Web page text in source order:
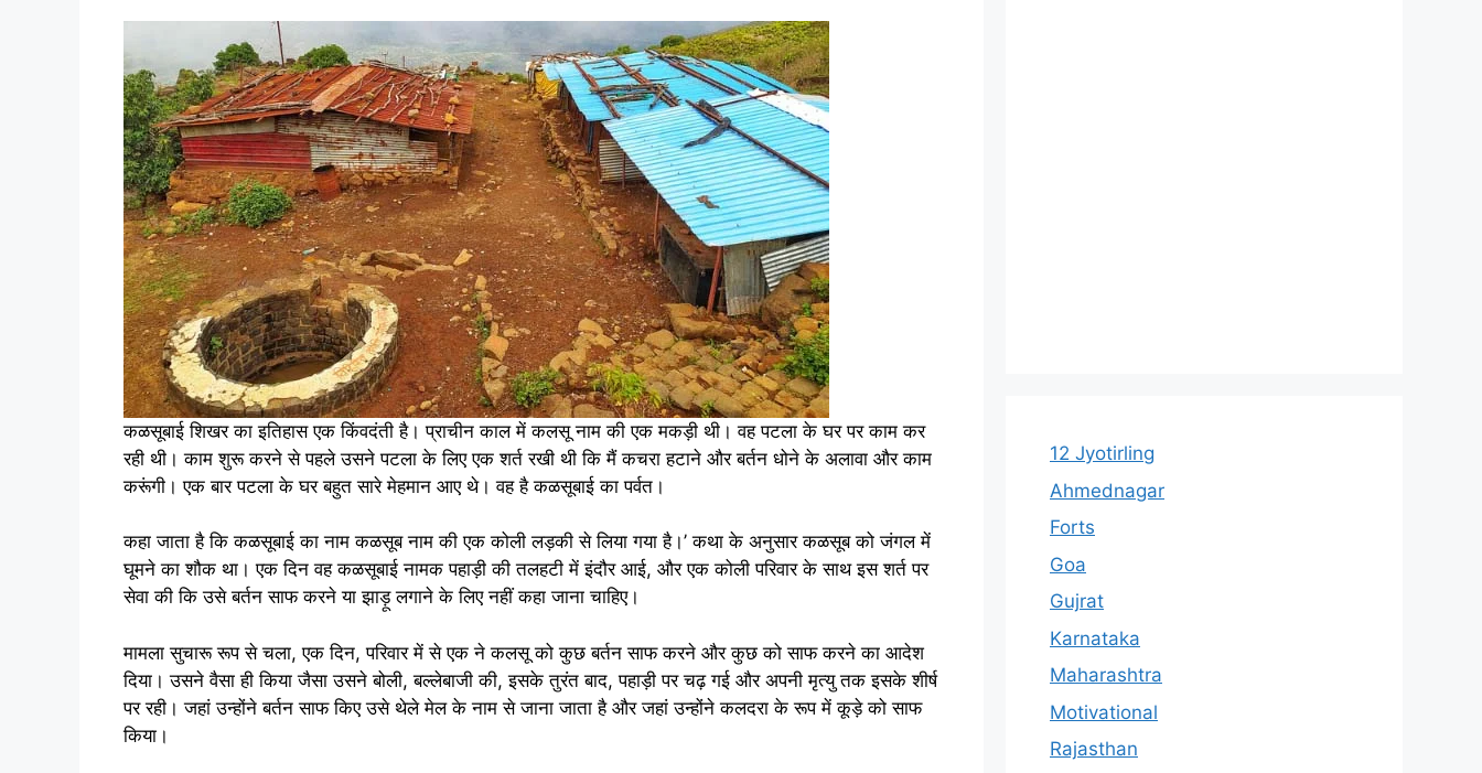
कळसूबाई शिखर का इतिहास एक किंवदंती है। प्राचीन काल में कलसू नाम की एक मकड़ी थी। वह पटला के घर पर काम कर
रही थी। काम शुरू करने से पहले उसने पटला के लिए एक शर्त रखी थी कि मैं कचरा हटाने और बर्तन धोने के अलावा और काम
करूंगी। एक बार पटला के घर बहुत सारे मेहमान आए थे। वह है कळसूबाई का पर्वत।
कहा जाता है कि कळसूबाई का नाम कळसूब नाम की एक कोली लड़की से लिया गया है।’ कथा के अनुसार कळसूब को जंगल में
घूमने का शौक था। एक दिन वह कळसूबाई नामक पहाड़ी की तलहटी में इंदौर आई, और एक कोली परिवार के साथ इस शर्त पर
सेवा की कि उसे बर्तन साफ ​​करने या झाड़ू लगाने के लिए नहीं कहा जाना चाहिए।
मामला सुचारू रूप से चला, एक दिन, परिवार में से एक ने कलसू को कुछ बर्तन साफ ​​करने और कुछ को साफ करने का आदेश
दिया। उसने वैसा ही किया जैसा उसने बोली, बल्लेबाजी की, इसके तुरंत बाद, पहाड़ी पर चढ़ गई और अपनी मृत्यु तक इसके शीर्ष
पर रही। जहां उन्होंने बर्तन साफ ​​किए उसे थेले मेल के नाम से जाना जाता है और जहां उन्होंने कलदरा के रूप में कूड़े को साफ
किया।
12 Jyotirling
Ahmednagar
Forts
Goa
Gujrat
Karnataka
Maharashtra
Motivational
Rajasthan